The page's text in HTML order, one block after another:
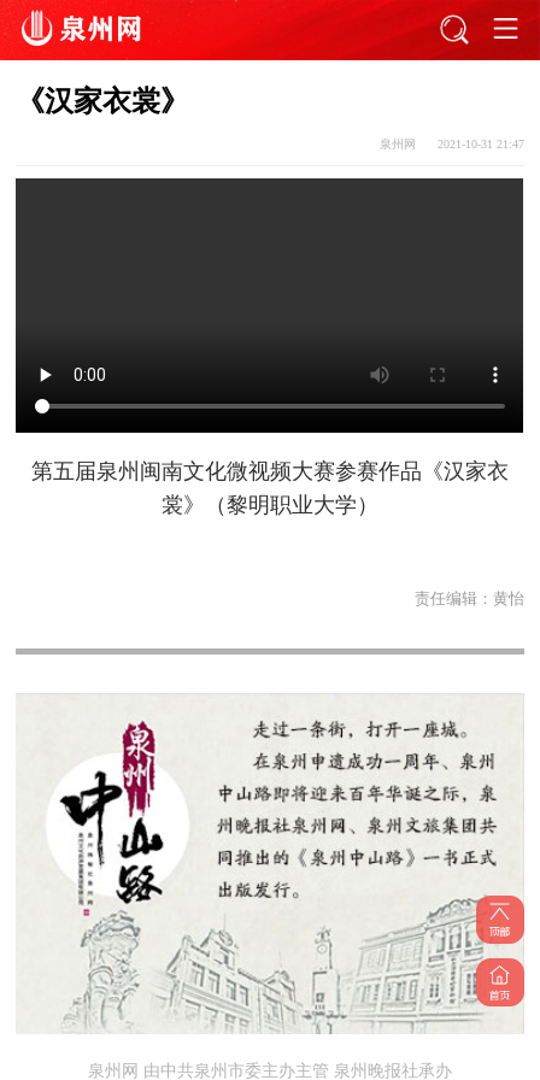
《汉家衣裳》
泉州网 2021-10-31 21:47
第五届泉州闽南文化微视频大赛参赛作品 《汉家衣
裳》
（黎明职业大学）
责任编辑： 黄怡
泉州网 由中共泉州市委主办主管 泉州晚报社承办